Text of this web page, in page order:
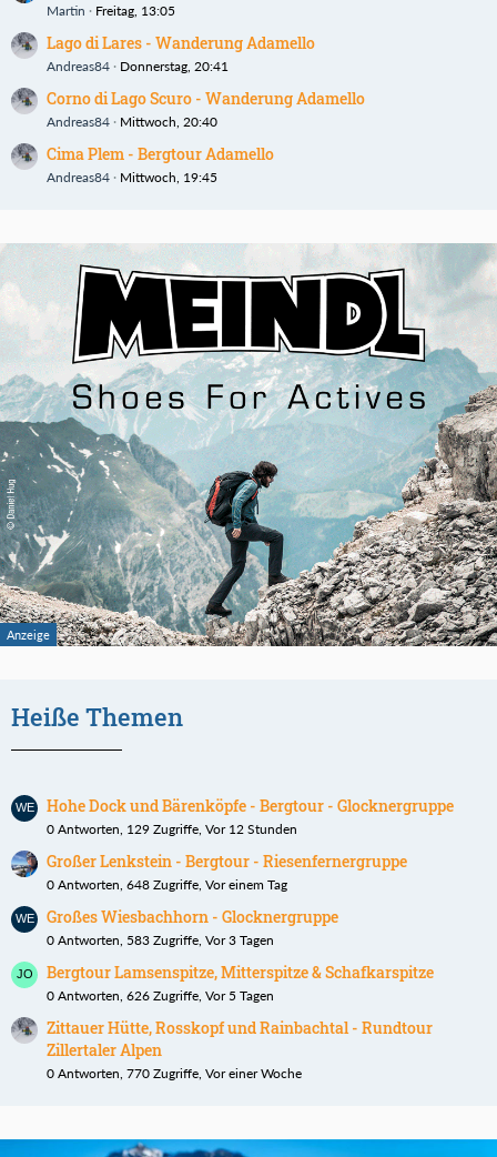
Martin Freitag, 13:05
Lago di Lares - Wanderung Adamello
Andreas84 Donnerstag, 20:41
Corno di Lago Scuro - Wanderung Adamello
Andreas84 Mittwoch, 20:40
Cima Plem - Bergtour Adamello
Andreas84 Mittwoch, 19:45
Heiße Themen
Hohe Dock und Bärenköpfe - Bergtour - Glocknergruppe
0 Antworten, 129 Zugriffe, Vor 12 Stunden
Großer Lenkstein - Bergtour - Riesenfernergruppe
0 Antworten, 648 Zugriffe, Vor einem Tag
Großes Wiesbachhorn - Glocknergruppe
0 Antworten, 583 Zugriffe, Vor 3 Tagen
Bergtour Lamsenspitze, Mitterspitze & Schafkarspitze
0 Antworten, 626 Zugriffe, Vor 5 Tagen
Zittauer Hütte, Rosskopf und Rainbachtal - Rundtour
Zillertaler Alpen
0 Antworten, 770 Zugriffe, Vor einer Woche